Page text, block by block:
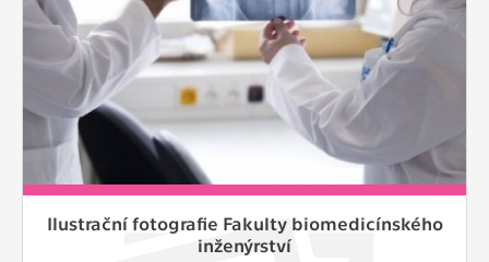
Ilustrační fotografie Fakulty biomedicínského
inženýrství